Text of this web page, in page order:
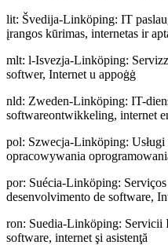
lit: Švedija-Linköping: IT
įrangos kūrimas, internetas ir
mlt: l-Isvezja-Linköping:
softwer, Internet u appoġġ
nld: Zweden-Linköping: IT-
softwareontwikkeling, internet
pol: Szwecja-Linköping:
opracowywania
por: Suécia-Linköping:
desenvolvimento de software,
ron: Suedia-Linköping: Servicii
software, internet şi asistenţă